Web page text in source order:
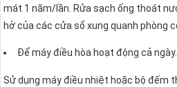
mát 1 năm/lần. Rửa sạch ống thoát
hở của các cửa sổ xung quanh phòng
Để máy điều hòa hoạt động cả ngày.
Sử dụng máy điều nhiệt hoặc bộ đếm